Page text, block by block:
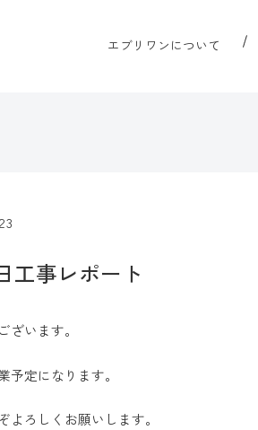
エブリワンについて
工事レポート
ざいます。
予定になります。
よろしくお願いします。